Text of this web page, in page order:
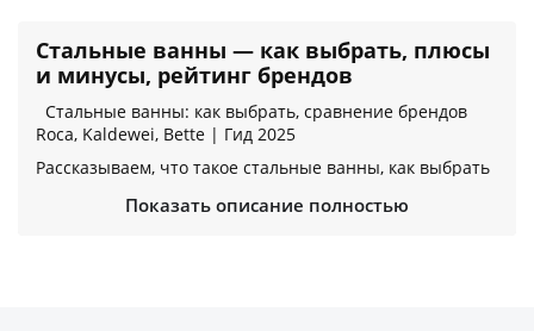
Стальные ванны — как выбрать, плюсы
и минусы, рейтинг брендов
Стальные ванны: как выбрать, сравнение брендов
Roca, Kaldewei, Bette | Гид 2025
Рассказываем, что такое стальные ванны, как выбрать
Roca, BLB, Kaldewei, Bette. Советы по установке и уходу.
Показать описание полностью